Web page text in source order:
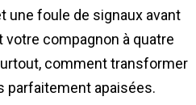
une foule de signaux avant
compagnon à quatre
comment transformer
parfaitement apaisées.